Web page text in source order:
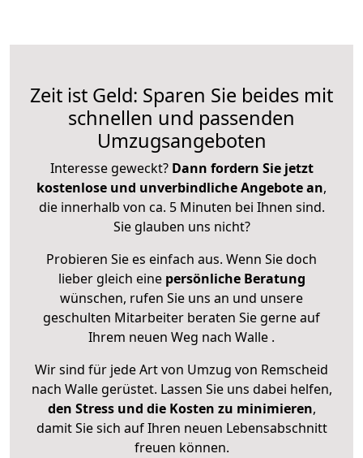
Zeit ist Geld: Sparen Sie beides mit
schnellen und passenden
Umzugsangeboten
Interesse geweckt? Dann fordern Sie jetzt
kostenlose und unverbindliche Angebote an,
die innerhalb von ca. 5 Minuten bei Ihnen sind.
Sie glauben uns nicht?
Probieren Sie es einfach aus. Wenn Sie doch
lieber gleich eine persönliche Beratung
wünschen, rufen Sie uns an und unsere
geschulten Mitarbeiter beraten Sie gerne auf
Ihrem neuen Weg nach Walle .
Wir sind für jede Art von Umzug von Remscheid
nach Walle gerüstet. Lassen Sie uns dabei helfen,
den Stress und die Kosten zu minimieren,
damit Sie sich auf Ihren neuen Lebensabschnitt
freuen können.